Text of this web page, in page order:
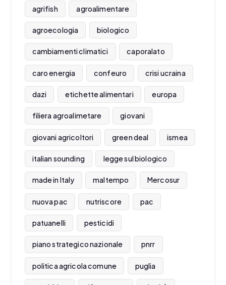
agrifish agroalimentare
agroecologia biologico
cambiamenti climatici caporalato
caro energia confeuro crisi ucraina
dazi etichette alimentari europa
filiera agroalimetare giovani
giovani agricoltori green deal ismea
italian sounding legge sul biologico
made in Italy maltempo Mercosur
nuova pac nutriscore pac
patuanelli pesticidi
piano strategico nazionale pnrr
politica agricola comune puglia